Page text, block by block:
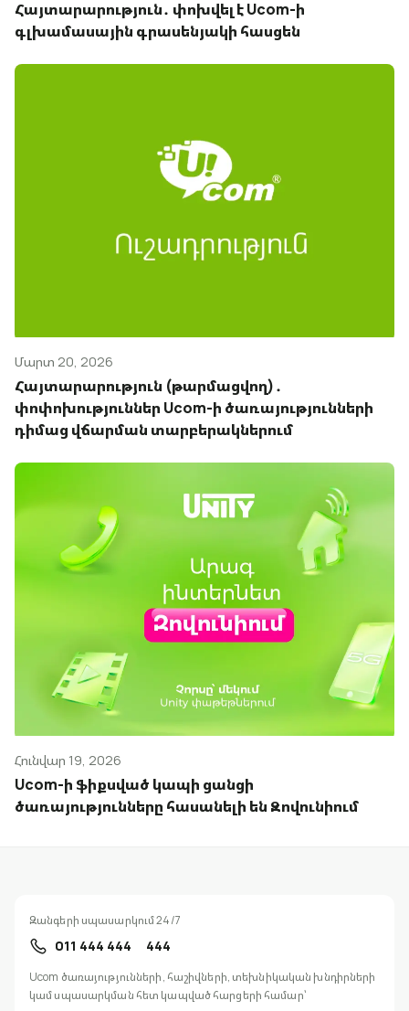
Հայտարարություն․ փոխվել է Ucom-ի
գլխամասային գրասենյակի հասցեն
Մարտ 20, 2026
Հայտարարություն (թարմացվող)․
փոփոխություններ Ucom-ի ծառայությունների
դիմաց վճարման տարբերակներում
Հունվար 19, 2026
Ucom-ի ֆիքսված կապի ցանցի
ծառայությունները հասանելի են Զովունիում
Զանգերի սպասարկում 24/7
011 444 444 444
Ucom ծառայությունների, հաշիվների, տեխնիկական խնդիրների
կամ սպասարկման հետ կապված հարցերի համար՝